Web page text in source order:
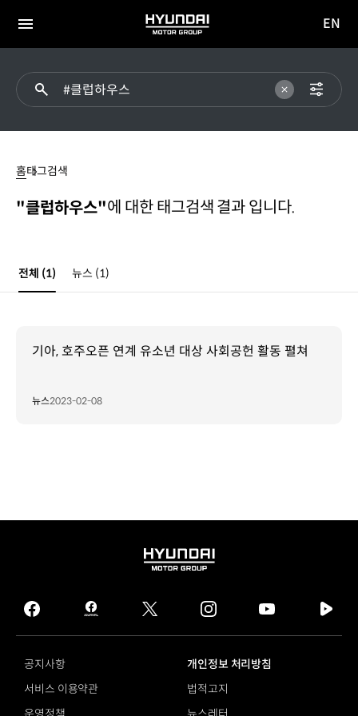
전체
HYUNDAI
MOTOR
이동
EN
홈태그검색
"클럽하우스"에 대한 태그검색 결과 입니다.
전체 (1) 뉴스 (1)
기아, 호주오픈 연계 유소년 대상 사회공헌 활동 펼쳐
뉴스2023-02-08
HYUNDAI
GROUP
facebook
hmg
journal
twitter instagram
tv
공지사항
개인정보 처리방침
서비스 이용약관
법적고지